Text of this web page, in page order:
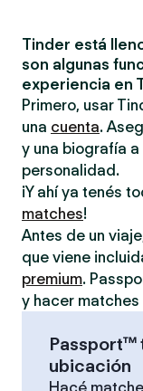
Tinder está
son algunas
experiencia en
Primero, usar
una cuenta.
y una biografía
personalidad.
¡Y ahí ya tenés
matches!
Antes de un
que viene
premium.
y hacer
Passport™
ubicación
Hacé